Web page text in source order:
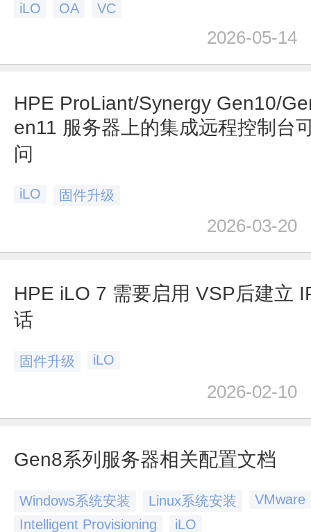
iLO OA VC
2026-05-14
HPE ProLiant/Synergy Gen10/
en11 服务器上的集成远程控制台
问
iLO 固件升级
2026-03-20
HPE iLO 7 需要启用 VSP后建立
话
固件升级 iLO
2026-02-10
Gen8系列服务器相关配置文档
Windows系统安装 Linux系统安装
VMware
Intelligent Provisioning
iLO